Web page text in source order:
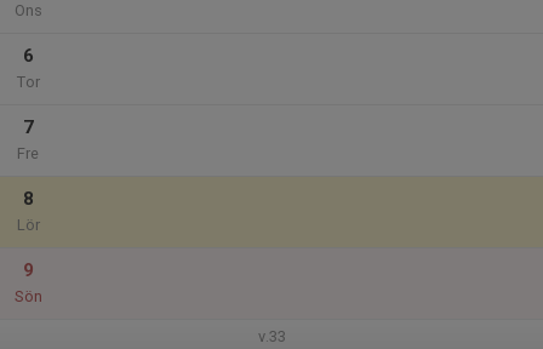
Ons
6
Tor
7
Fre
8
Lör
9
Sön
v.33